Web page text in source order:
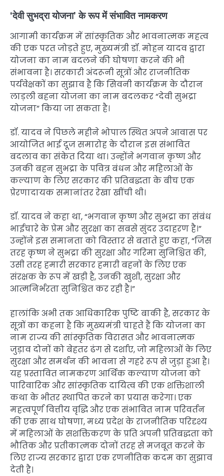
‘देवी सुभद्रा योजना’ के रूप में संभावित नामकरण
आगामी कार्यक्रम में सांस्कृतिक और भावनात्मक महत्व
की एक परत जोड़ते हुए, मुख्यमंत्री डॉ. मोहन यादव द्वारा
योजना का नाम बदलने की घोषणा करने की भी
संभावना है। सरकारी अंदरूनी सूत्रों और राजनीतिक
पर्यवेक्षकों का सुझाव है कि सिवनी कार्यक्रम के दौरान
लाड़ली बहना योजना का नाम बदलकर “देवी सुभद्रा
योजना” किया जा सकता है।
डॉ. यादव ने पिछले महीने भोपाल स्थित अपने आवास पर
आयोजित भाई दूज समारोह के दौरान इस संभावित
बदलाव का संकेत दिया था। उन्होंने भगवान कृष्ण और
उनकी बहन सुभद्रा के पवित्र बंधन और महिलाओं के
कल्याण के लिए सरकार की प्रतिबद्धता के बीच एक
प्रेरणादायक समानांतर रेखा खींची थी।
डॉ. यादव ने कहा था, “भगवान कृष्ण और सुभद्रा का संबंध
भाईचारे के प्रेम और सुरक्षा का सबसे सुंदर उदाहरण है।”
उन्होंने इस समानता को विस्तार से बताते हुए कहा, “जिस
तरह कृष्ण ने सुभद्रा की सुरक्षा और गरिमा सुनिश्चित की,
उसी तरह हमारी सरकार हमारी बहनों के लिए एक
संरक्षक के रूप में खड़ी है, उनकी खुशी, सुरक्षा और
आत्मनिर्भरता सुनिश्चित कर रही है।”
हालांकि अभी तक आधिकारिक पुष्टि बाकी है, सरकार के
सूत्रों का कहना है कि मुख्यमंत्री चाहते हैं कि योजना का
नाम राज्य की सांस्कृतिक विरासत और भावनात्मक
जुड़ाव दोनों को बेहतर ढंग से दर्शाए, जो महिलाओं के लिए
सुरक्षा और समर्थन की भावना से गहरे रूप से जुड़ा हुआ है।
यह प्रस्तावित नामकरण आर्थिक कल्याण योजना को
पारिवारिक और सांस्कृतिक दायित्व की एक शक्तिशाली
कथा के भीतर स्थापित करने का प्रयास करेगा। एक
महत्वपूर्ण वित्तीय वृद्धि और एक संभावित नाम परिवर्तन
की एक साथ घोषणा, मध्य प्रदेश के राजनीतिक परिदृश्य
में महिलाओं के सशक्तिकरण के प्रति अपनी प्रतिबद्धता को
भौतिक और प्रतीकात्मक दोनों तरह से मजबूत करने के
लिए राज्य सरकार द्वारा एक रणनीतिक कदम का सुझाव
देती है।